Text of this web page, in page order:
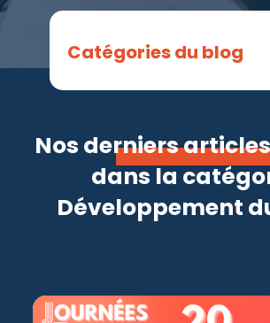
Catégories du blog
Loire-Atlantique
Maine et Loire
Mayenne et Sarthe
Bâtiment Travaux Publics
Nos derniers
dans la
Développement